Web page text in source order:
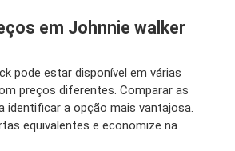
em Johnnie walker
pode estar disponível em várias
preços diferentes. Comparar as
identificar a opção mais vantajosa.
equivalentes e economize na